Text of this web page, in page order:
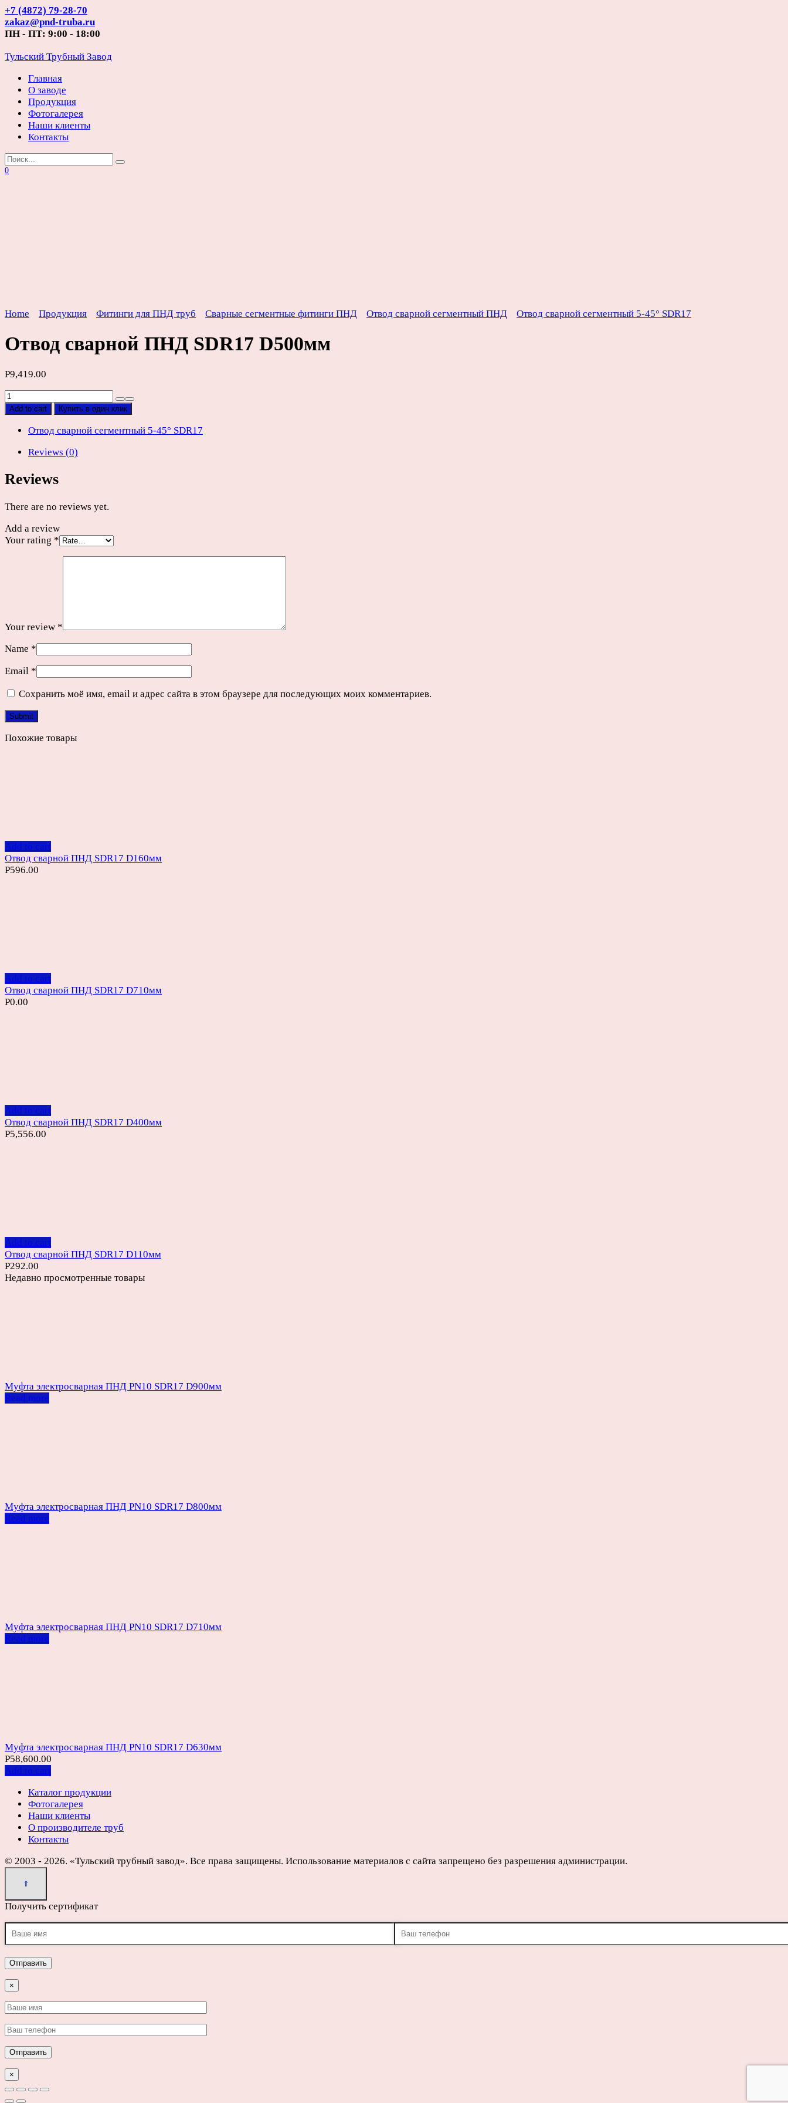
Перейти
к
содержанию
+7 (4872) 79-28-70
zakaz@pnd-truba.ru
ПН - ПТ: 9:00 - 18:00
Тульский Трубный Завод
Главная
О заводе
Продукция
Фотогалерея
Наши клиенты
Контакты
Search
for:
0
Home Продукция Фитинги для ПНД труб Сварные сегментные фитинги ПНД Отвод сварной сегментный ПНД Отвод сварной сегментный 5-45° SDR17
Отвод сварной ПНД SDR17 D500мм
Р9,419.00
Отвод
сварной
SDR17
quantity
Add to cart Купить в один клик
Отвод сварной сегментный 5-45° SDR17
Reviews (0)
Reviews
There are no reviews yet.
Add a review
Your rating *
Your review *
Name *
Email *
Сохранить моё имя, email и адрес сайта в этом браузере для последующих моих комментариев.
Похожие товары
Add to cart
Отвод сварной ПНД SDR17 D160мм
Р596.00
Add to cart
Отвод сварной ПНД SDR17 D710мм
Р0.00
Add to cart
Отвод сварной ПНД SDR17 D400мм
Р5,556.00
Add to cart
Отвод сварной ПНД SDR17 D110мм
Р292.00
Недавно просмотренные товары
Муфта электросварная ПНД PN10 SDR17 D900мм
Read more
Муфта электросварная ПНД PN10 SDR17 D800мм
Read more
Муфта электросварная ПНД PN10 SDR17 D710мм
Read more
Муфта электросварная ПНД PN10 SDR17 D630мм
Р58,600.00
Add to cart
Каталог продукции
Фотогалерея
Наши клиенты
О производителе труб
Контакты
© 2003 - 2026. «Тульский трубный завод». Все права защищены. Использование материалов с сайта запрещено без разрешения администрации.
Получить сертификат
×
×